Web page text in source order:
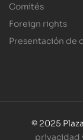
Comités
Foreign rights
Presentación de
© 2025
privacidad